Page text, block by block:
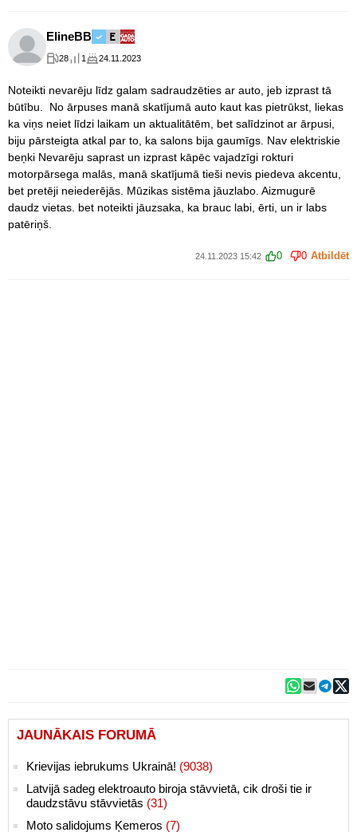
ElineBB
28 1 24.11.2023
Noteikti nevarēju līdz galam sadraudzēties ar auto, jeb izprast tā
būtību. No ārpuses manā skatījumā auto kaut kas pietrūkst, liekas
ka viņs neiet līdzi laikam un aktualitātēm, bet salīdzinot ar ārpusi,
biju pārsteigta atkal par to, ka salons bija gaumīgs. Nav elektriskie
beņki Nevarēju saprast un izprast kāpēc vajadzīgi rokturi
motorpārsega malās, manā skatījumā tieši nevis piedeva akcentu,
bet pretēji neiederējās. Mūzikas sistēma jāuzlabo. Aizmugurē
daudz vietas. bet noteikti jāuzsaka, ka brauc labi, ērti, un ir labs
patēriņš.
24.11.2023 15:42 0 0 Atbildēt
JAUNĀKAIS FORUMĀ
Krievijas iebrukums Ukrainā! (9038)
Latvijā sadeg elektroauto biroja stāvvietā, cik droši tie ir
daudzstāvu stāvvietās (31)
Moto salidojums Ķemeros (7)